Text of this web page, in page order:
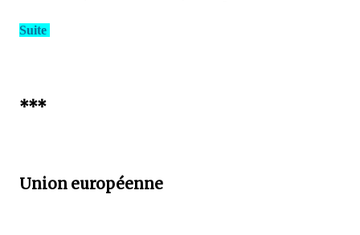
Suite
***
Union européenne